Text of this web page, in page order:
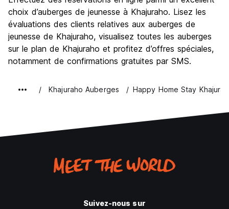
Culture
9.0
Sortir le soir / faire la fête
Bonnes affaires
8.5
choix d’auberges de jeunesse à Khajuraho. Lisez les
évaluations des clients relatives aux auberges de
jeunesse de Khajuraho, visualisez toutes les auberges
sur le plan de Khajuraho et profitez d’offres spéciales,
notamment de confirmations gratuites par SMS.
Khajuraho Auberges Happy Home Stay
Suivez-nous sur